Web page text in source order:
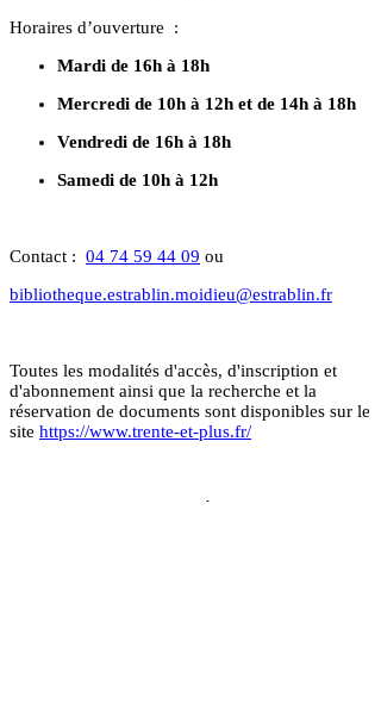
Horaires d’ouverture :
Mardi de 16h à 18h
Mercredi de 10h à 12h et de 14h à 18h
Vendredi de 16h à 18h
Samedi de 10h à 12h
Contact : 04 74 59 44 09 ou
bibliotheque.estrablin.moidieu@estrablin.fr
Toutes les modalités d'accès, d'inscription et
d'abonnement ainsi que la recherche et la
réservation de documents sont disponibles sur le
site https://www.trente-et-plus.fr/
L’abonnement est valable à partir de la date